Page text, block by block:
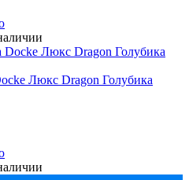
Люкс Dragon Голубика